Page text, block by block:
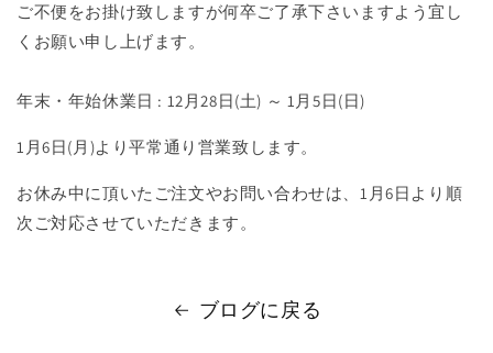
ご不便をお掛け致しますが何卒ご了承下さいますよう宜し
くお願い申し上げます。
年末・年始休業日 : 12月28日(土) ～ 1月5日(日)
1月6日(月)より平常通り営業致します。
お休み中に頂いたご注文やお問い合わせは、1月6日より順
次ご対応させていただきます。
ブログに戻る